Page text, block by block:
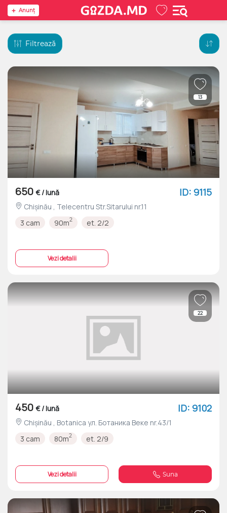
Anunţ
Filtrează
13
650 € / lună ID: 9115
Chișinău , Telecentru Str.Sitarului nr.11
3 cam
90m2 et. 2/2
Vezi detalii
22
450 € / lună ID: 9102
Chișinău , Botanica ул. Ботаника Веке nr.43/1
3 cam
80m2 et. 2/9
Vezi detalii Suna